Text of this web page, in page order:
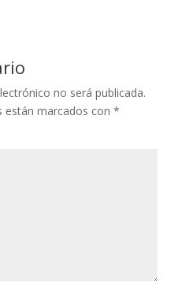
no será publicada.
están marcados con *